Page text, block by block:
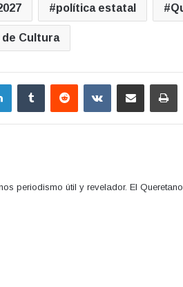
política estatal
Cultura
LinkedInTumblr Reddit VKontakteCompartir por correo electrónico
periodismo útil y revelador. El